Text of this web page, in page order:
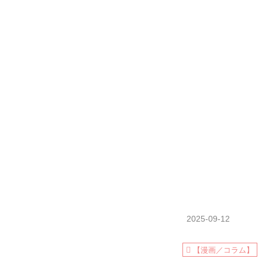
2025-09-12
【漫画／コラム】